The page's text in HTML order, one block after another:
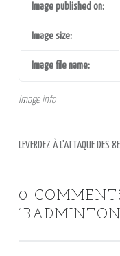
Image info
Image published on:
Image size:
Image file name:
LEVERDEZ À L'ATTAQUE DES
0